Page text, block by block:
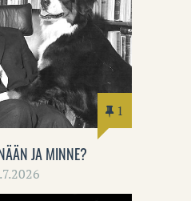
1
JA MINNE?